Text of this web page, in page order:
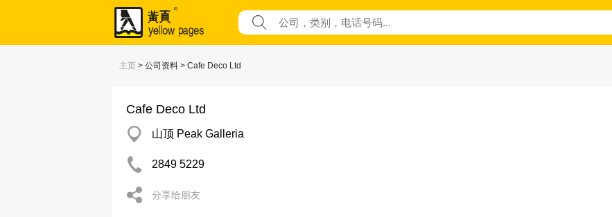
主页 > 公司资料 > Cafe Deco Ltd
Cafe Deco Ltd
山顶 Peak Galleria
2849 5229
分享给朋友